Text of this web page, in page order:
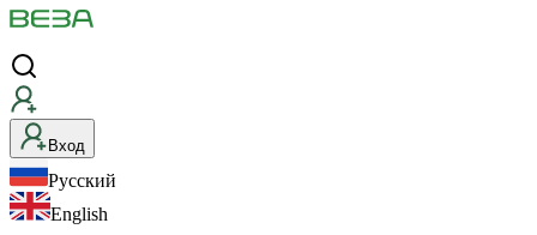
Вход
Русский
English